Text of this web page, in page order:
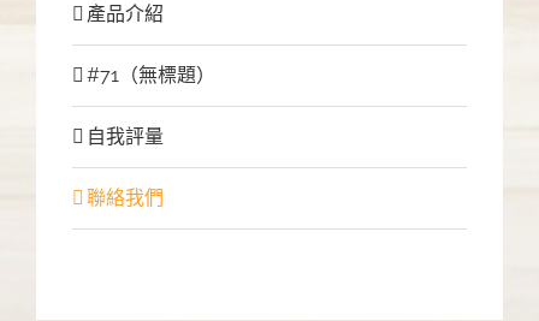
產品介紹
#71（無標題）
自我評量
聯絡我們